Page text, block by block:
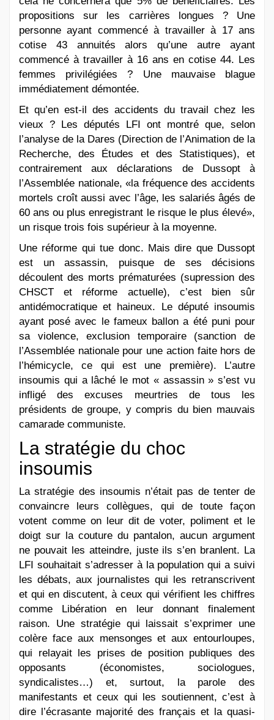
propositions sur les carrières longues ? Une
personne ayant commencé à travailler à 17 ans
cotise 43 annuités alors qu’une autre ayant
commencé à travailler à 16 ans en cotise 44. Les
femmes privilégiées ? Une mauvaise blague
immédiatement démontée.
Et qu’en est-il des accidents du travail chez les
vieux ? Les députés LFI ont montré que, selon
l’analyse de la Dares (Direction de l’Animation de la
Recherche, des Études et des Statistiques), et
contrairement aux déclarations de Dussopt à
l’Assemblée nationale, «la fréquence des accidents
mortels croît aussi avec l’âge, les salariés âgés de
60 ans ou plus enregistrant le risque le plus élevé»,
un risque trois fois supérieur à la moyenne.
Une réforme qui tue donc. Mais dire que Dussopt
est un assassin, puisque de ses décisions
découlent des morts prématurées (supression des
CHSCT et réforme actuelle), c’est bien sûr
antidémocratique et haineux. Le député insoumis
ayant posé avec le fameux ballon a été puni pour
sa violence, exclusion temporaire (sanction de
l’Assemblée nationale pour une action faite hors de
l’hémicycle, ce qui est une première). L’autre
insoumis qui a lâché le mot « assassin » s’est vu
infligé des excuses meurtries de tous les
présidents de groupe, y compris du bien mauvais
camarade communiste.
La stratégie du choc
insoumis
La stratégie des insoumis n’était pas de tenter de
convaincre leurs collègues, qui de toute façon
votent comme on leur dit de voter, poliment et le
doigt sur la couture du pantalon, aucun argument
ne pouvait les atteindre, juste ils s’en branlent. La
LFI souhaitait s’adresser à la population qui a suivi
les débats, aux journalistes qui les retranscrivent
et qui en discutent, à ceux qui vérifient les chiffres
comme Libération en leur donnant finalement
raison. Une stratégie qui laissait s’exprimer une
colère face aux mensonges et aux entourloupes,
qui relayait les prises de position publiques des
opposants (économistes, sociologues,
syndicalistes…) et, surtout, la parole des
manifestants et ceux qui les soutiennent, c’est à
dire l’écrasante majorité des français et la quasi-